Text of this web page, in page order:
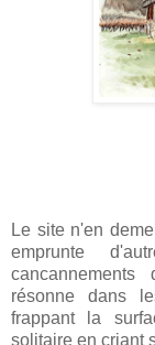
Le site n'en
emprunte
résonne dans
frappant la
solitaire en criant